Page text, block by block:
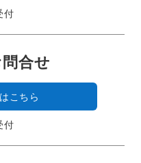
付
合せ
こちら
付